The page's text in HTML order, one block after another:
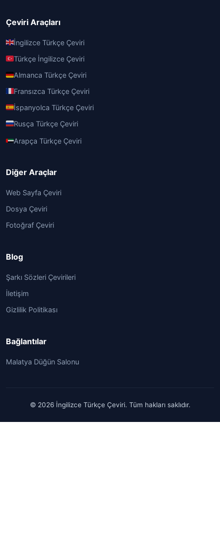
Çeviri Araçları
İngilizce Türkçe Çeviri
Türkçe İngilizce Çeviri
Almanca Türkçe Çeviri
Fransızca Türkçe Çeviri
İspanyolca Türkçe Çeviri
Rusça Türkçe Çeviri
Arapça Türkçe Çeviri
Diğer Araçlar
Web Sayfa Çeviri
Dosya Çeviri
Fotoğraf Çeviri
Blog
Şarkı Sözleri Çevirileri
İletişim
Gizlilik Politikası
Bağlantılar
Malatya Düğün Salonu
© 2026 İngilizce Türkçe Çeviri. Tüm hakları saklıdır.